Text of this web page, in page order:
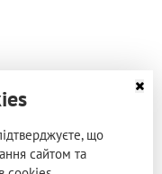
що
сайтом та